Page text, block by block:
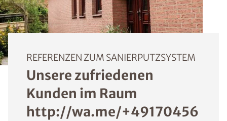
REFERENZEN ZUM SANIERPUTZSYSTEM
Unsere zufriedenen
Kunden im Raum
http://wa.me/+49170456